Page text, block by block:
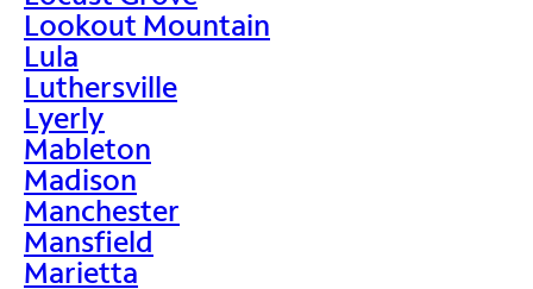
Lookout Mountain
Lula
Luthersville
Lyerly
Mableton
Madison
Manchester
Mansfield
Marietta